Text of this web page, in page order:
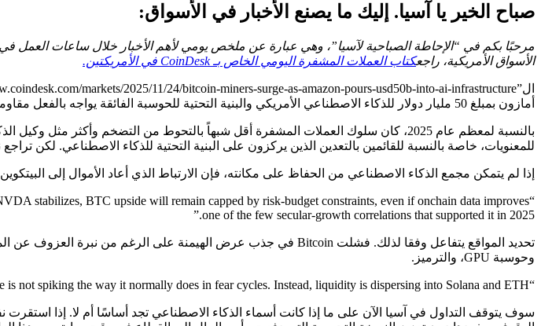
صباح الخير يا آسيا. إليك ما يصنع الأخبار في الأسواق:
مرحبًا بكم في “الإحاطة الصباحية لآسيا”، وهي عبارة عن ملخص يومي لأهم الأخبار خلال ساعات
الأسواق الأمريكية، راجعكتاب العملات المشفرة اليومي الخاص بـ CoinDesk في الأمريكتين.
أمازون بمبلغ 50 مليار دولار للذكاء الاصطناعي الأمريكي والبنية التحتية للحوسبة الفائقة يواجه بالفعل مقاومة.
للمعنويات، خاصة بالنسبة للقائمين بالتعدين الذين يركزون على البنية التحتية للذكاء الاصطناعي. لكن تراجع نفيديا يوم الثلاثاء –
إذا لم يتمكن مجمع الذكاء الاصطناعي من الحفاظ على مكانته، فإن الارتباط الذي أعاد الأموال إلى
one of the few secular-growth correlations that supported it in 2025.”
وحوسبة GPU، والترميز.
“BTC dominance is not spiking the way it normally does in fear cycles. Instead, liquidity is dispersing into Solana and ETH,” كتب Enflux أيضًا.
سوف يتوقف التداول في آسيا الآن على ما إذا كانت أسماء الذكاء الاصطناعي تجد أساسًا أم لا. إذا استقرت